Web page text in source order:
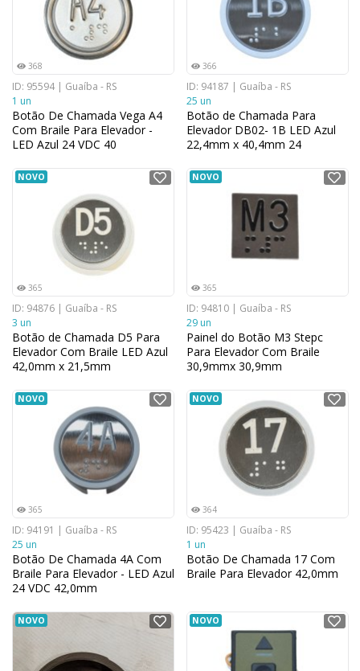
368
ID: 95594 | Guaíba - RS
1 un
Botão De Chamada Vega A4
Com Braile Para Elevador -
LED Azul 24 VDC 40
366
ID: 94187 | Guaíba - RS
25 un
Botão de Chamada Para
Elevador DB02- 1B LED Azul
22,4mm x 40,4mm 24
NOVO
365
ID: 94876 | Guaíba - RS
3 un
Botão de Chamada D5 Para
Elevador Com Braile LED Azul
42,0mm x 21,5mm
NOVO
365
ID: 94810 | Guaíba - RS
29 un
Painel do Botão M3 Stepc
Para Elevador Com Braile
30,9mmx 30,9mm
NOVO
365
ID: 94191 | Guaíba - RS
25 un
Botão De Chamada 4A Com
Braile Para Elevador - LED Azul
24 VDC 42,0mm
NOVO
364
ID: 95423 | Guaíba - RS
1 un
Botão De Chamada 17 Com
Braile Para Elevador 42,0mm
NOVO NOVO